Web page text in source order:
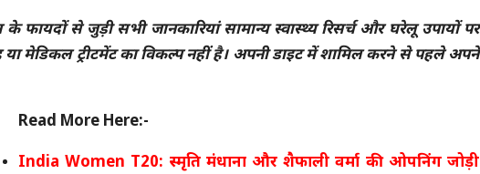
से जुड़ी सभी जानकारियां सामान्य स्वास्थ्य रिसर्च और घरेलू उपायों पर
मेडिकल ट्रीटमेंट का विकल्प नहीं है। अपनी डाइट में शामिल करने से पहले अपने
Read More Here:-
India Women T20: स्मृति मंधाना और शैफाली वर्मा की ओपनिंग जोड़ी